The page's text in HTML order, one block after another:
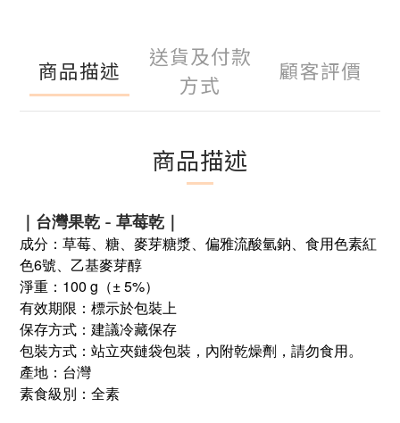
商品描述
送貨及付款
方式
顧客評價
商品描述
｜台灣果乾 - 草莓乾｜
成分：草莓、糖、麥芽糖漿、偏雅流酸氫鈉、食用色素紅
色6號、乙基麥芽醇
淨重：100 g（± 5%）
有效期限：標示於包裝上
保存方式：建議冷藏保存
包裝方式：站立夾鏈袋包裝，內附乾燥劑，請勿食用。
產地：台灣
素食級別：全素